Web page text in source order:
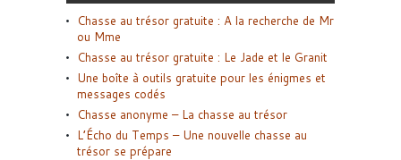
Chasse au trésor gratuite : A la recherche de Mr
ou Mme
Chasse au trésor gratuite : Le Jade et le Granit
Une boîte à outils gratuite pour les énigmes et
messages codés
Chasse anonyme – La chasse au trésor
L’Écho du Temps – Une nouvelle chasse au
trésor se prépare